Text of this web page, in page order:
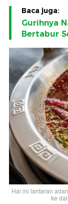
Baca juga:
Gurihnya
Bertabur
Hal ini lantaran
ke